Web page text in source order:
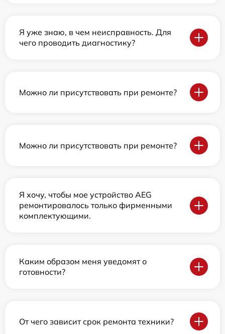
Я уже знаю, в чем неисправность. Для
чего проводить диагностику?
Можно ли присутствовать при ремонте?
Можно ли присутствовать при ремонте?
Я хочу, чтобы мое устройство AEG
ремонтировалось только фирменными
комплектующими.
Каким образом меня уведомят о
готовности?
От чего зависит срок ремонта техники?